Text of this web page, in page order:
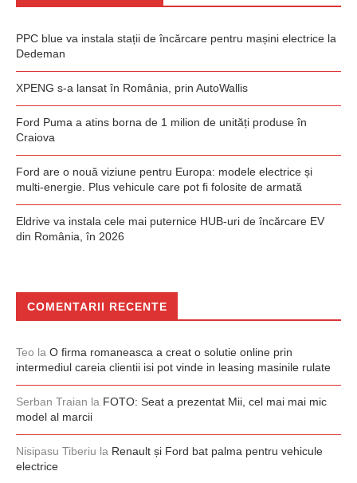
PPC blue va instala stații de încărcare pentru mașini electrice la
Dedeman
XPENG s-a lansat în România, prin AutoWallis
Ford Puma a atins borna de 1 milion de unități produse în
Craiova
Ford are o nouă viziune pentru Europa: modele electrice și
multi-energie. Plus vehicule care pot fi folosite de armată
Eldrive va instala cele mai puternice HUB-uri de încărcare EV
din România, în 2026
COMENTARII RECENTE
Teo la O firma romaneasca a creat o solutie online prin
intermediul careia clientii isi pot vinde in leasing masinile rulate
Serban Traian la FOTO: Seat a prezentat Mii, cel mai mai mic
model al marcii
Nisipasu Tiberiu la Renault și Ford bat palma pentru vehicule
electrice